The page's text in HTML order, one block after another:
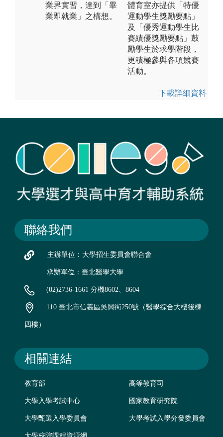
業界實習，達到「畢
業即就業」之構想。
體育室亦提供「特優
運動學生獎勵要點」
及「優秀運動學生比
賽績優獎勵要點」鼓
勵學生於求學階段，
更積極參與各項競賽
活動。
下載詳細資料
聯絡我們
主辦單位：大學招生委員會聯合會
承辦單位：臺北醫學大學
(02)2736-1661 分機8602、8604
110 臺北市信義區吳興街250號（醫學綜合大樓後棟
四樓）
相關連結
教育部 高等教育司
大學入學考試中心 國家教育研究院
大學甄選入學委員會 大學考試入學分發委員會